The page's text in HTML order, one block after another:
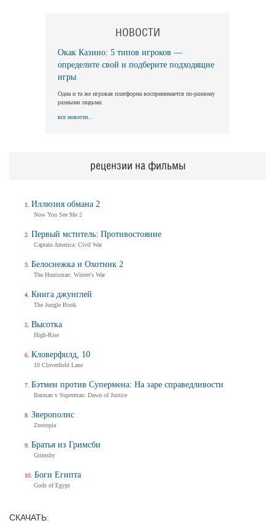
Длинная ночь, короткое утро
Long Nights Short Mornings
Трейлер
Ballerina
СКАЧАТЬ:
НОВОСТИ
Окак Казино: 5 типов игроков —
определите свой и подберите подходящие
игры
Одна и та же игровая платформа воспринимается по-разному
разными людьми.
все новости...
рецензии на фильмы
Иллюзия обмана 2
Now You See Me 2
Первый мститель: Противостояние
Captain America: Civil War
Белоснежка и Охотник 2
The Huntsman: Winter's War
Книга джунглей
The Jungle Book
Высотка
High-Rise
Кловерфилд, 10
10 Cloverfield Lane
Бэтмен против Супермена: На заре справедливости
Batman v Superman: Dawn of Justice
Зверополис
Zootopia
Братья из Гримсби
Grimsby
Боги Египта
Gods of Egypt